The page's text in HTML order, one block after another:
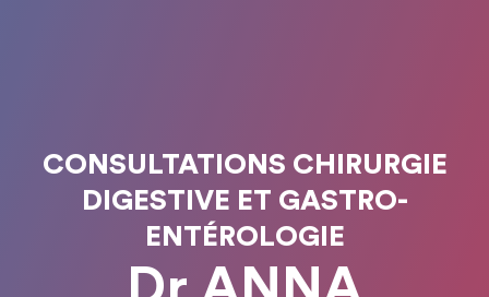
CONSULTATIONS CHIRURGIE
DIGESTIVE ET GASTRO-
ENTÉROLOGIE